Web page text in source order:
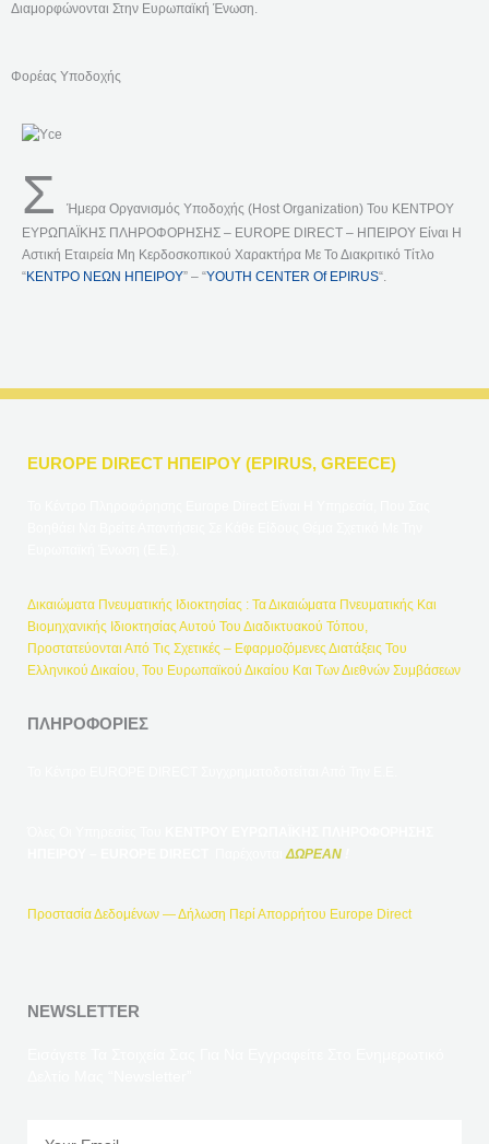
Διαμορφώνονται Στην Ευρωπαϊκή Ένωση.
Φορέας Υποδοχής
Σ
Ήμερα Οργανισμός Υποδοχής (host Organization) Του ΚΕΝΤΡΟΥ
ΕΥΡΩΠΑΪΚΗΣ ΠΛΗΡΟΦΟΡΗΣΗΣ – EUROPE DIRECT – ΗΠΕΙΡΟΥ Είναι Η
Αστική Εταιρεία Mη Kερδοσκοπικού Χαρακτήρα Με Το Διακριτικό Τίτλο
“ΚΕΝΤΡΟ ΝΕΩΝ ΗΠΕΙΡΟΥ” – “YOUTH CENTER Of EPIRUS“.
EUROPE DIRECT ΗΠΕΙΡΟΥ (EPIRUS, GREECE)
Δικαιώματα Πνευματικής Ιδιοκτησίας : Τα Δικαιώματα Πνευματικής Και
Βιομηχανικής Ιδιοκτησίας Αυτού Του Διαδικτυακού Τόπου,
Προστατεύονται Από Τις Σχετικές – Εφαρμοζόμενες Διατάξεις Του
Ελληνικού Δικαίου, Του Ευρωπαϊκού Δικαίου Και Των Διεθνών Συμβάσεων
ΠΛΗΡΟΦΟΡΊΕΣ
ΔΩΡΕΑΝ
Προστασία Δεδομένων — Δήλωση Περί Απορρήτου Europe Direct
NEWSLETTER